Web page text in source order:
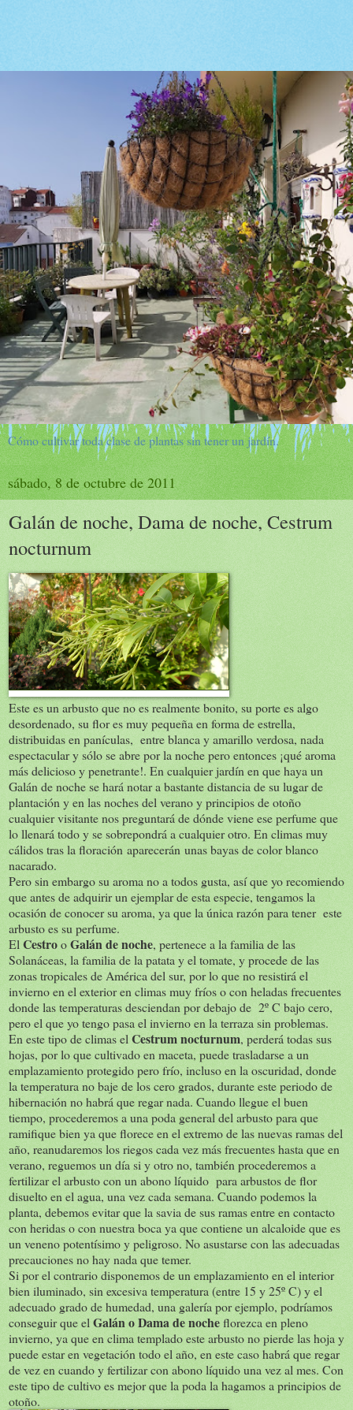
Cómo cultivar toda clase de plantas sin tener un jardín.
sábado, 8 de octubre de 2011
Galán de noche, Dama de noche, Cestrum
nocturnum
Este es un arbusto que no es realmente bonito, su porte es algo
desordenado, su flor es muy pequeña en forma de estrella,
distribuidas en panículas, entre blanca y amarillo verdosa, nada
espectacular y sólo se abre por la noche pero entonces ¡qué aroma
más delicioso y penetrante!. En cualquier jardín en que haya un
Galán de noche se hará notar a bastante distancia de su lugar de
plantación y en las noches del verano y principios de otoño
cualquier visitante nos preguntará de dónde viene ese perfume que
lo llenará todo y se sobrepondrá a cualquier otro. En climas muy
cálidos tras la floración aparecerán unas bayas de color blanco
nacarado.
Pero sin embargo su aroma no a todos gusta, así que yo recomiendo
que antes de adquirir un ejemplar de esta especie, tengamos la
ocasión de conocer su aroma, ya que la única razón para tener este
arbusto es su perfume.
El CestrooGalán de noche, pertenece a la familia de las
Solanáceas, la familia de la patata y el tomate, y procede de las
zonas tropicales de América del sur, por lo que no resistirá el
invierno en el exterior en climas muy fríos o con heladas frecuentes
donde las temperaturas desciendan por debajo de 2º C bajo cero,
pero el que yo tengo pasa el invierno en la terraza sin problemas.
En este tipo de climas el Cestrum nocturnum, perderá todas sus
hojas, por lo que cultivado en maceta, puede trasladarse a un
emplazamiento protegido pero frío, incluso en la oscuridad, donde
la temperatura no baje de los cero grados, durante este periodo de
hibernación no habrá que regar nada. Cuando llegue el buen
tiempo, procederemos a una poda general del arbusto para que
ramifique bien ya que florece en el extremo de las nuevas ramas del
año, reanudaremos los riegos cada vez más frecuentes hasta que en
verano, reguemos un día si y otro no, también procederemos a
fertilizar el arbusto con un abono líquido para arbustos de flor
disuelto en el agua, una vez cada semana. Cuando podemos la
planta, debemos evitar que la savia de sus ramas entre en contacto
con heridas o con nuestra boca ya que contiene un alcaloide que es
un veneno potentísimo y peligroso. No asustarse con las adecuadas
precauciones no hay nada que temer.
Si por el contrario disponemos de un emplazamiento en el interior
bien iluminado, sin excesiva temperatura (entre 15 y 25º C) y el
adecuado grado de humedad, una galería por ejemplo, podríamos
conseguir que el Galán o Dama de nocheflorezca en pleno
invierno, ya que en clima templado este arbusto no pierde las hoja y
puede estar en vegetación todo el año, en este caso habrá que regar
de vez en cuando y fertilizar con abono líquido una vez al mes. Con
este tipo de cultivo es mejor que la poda la hagamos a principios de
otoño.